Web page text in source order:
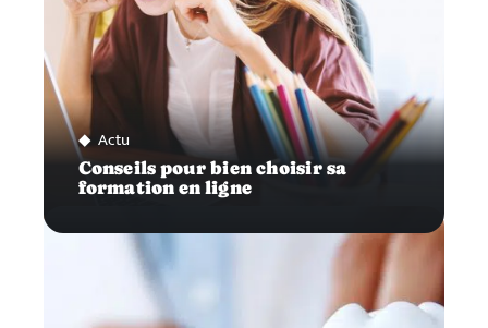
Actu
Conseils pour bien choisir sa
formation en ligne